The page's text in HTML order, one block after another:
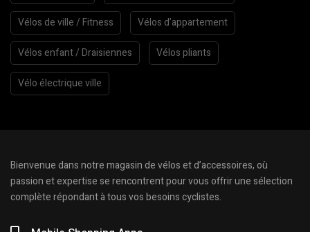
Vélos de ville / Fitness Vélos d’appartement
Vélos enfant / Draisiennes Vélos pliants
Vélo électrique ville
Bienvenue dans notre magasin de vélos et d’accessoires, où
passion et expertise se rencontrent pour vous offrir une sélection
complète répondant à tous vos besoins cyclistes.